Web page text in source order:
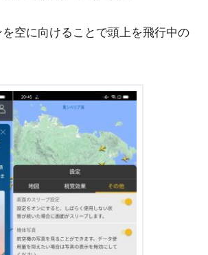
空に向けることで頭上を飛行中の